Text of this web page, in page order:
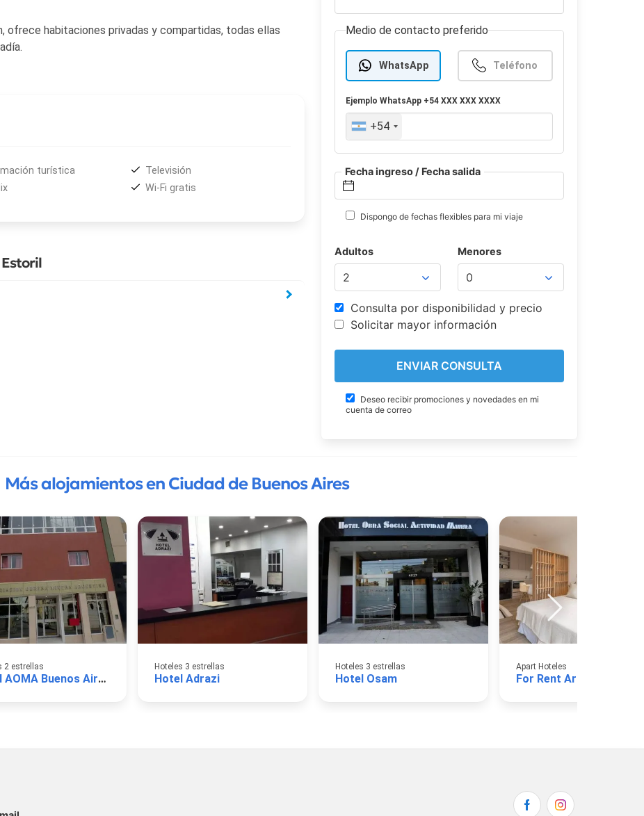
habitaciones privadas y compartidas, todas ellas
turística
Televisión
Wi-Fi gratis
Medio de contacto preferido
WhatsApp Teléfono
EjemploWhatsApp +54 XXX XXX XXXX
+54
Fecha ingreso / Fecha salida
Dispongo de fechas flexibles para mi viaje
Adultos Menores
Consulta por disponibilidad y precio
Solicitar mayor información
Deseo recibir promociones y novedades en mi
cuenta de correo
Más alojamientos en Ciudad de Buenos Aires
2 estrellas
Hotel AOMA Buenos Aires
Hoteles 3 estrellas
Hotel Adrazi
Hoteles 3 estrellas
Hotel Osam
Apart Hoteles
For Rent Argentina